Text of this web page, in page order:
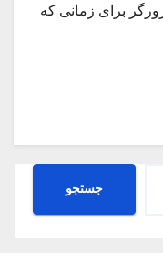
برای زمانی که
جستجو